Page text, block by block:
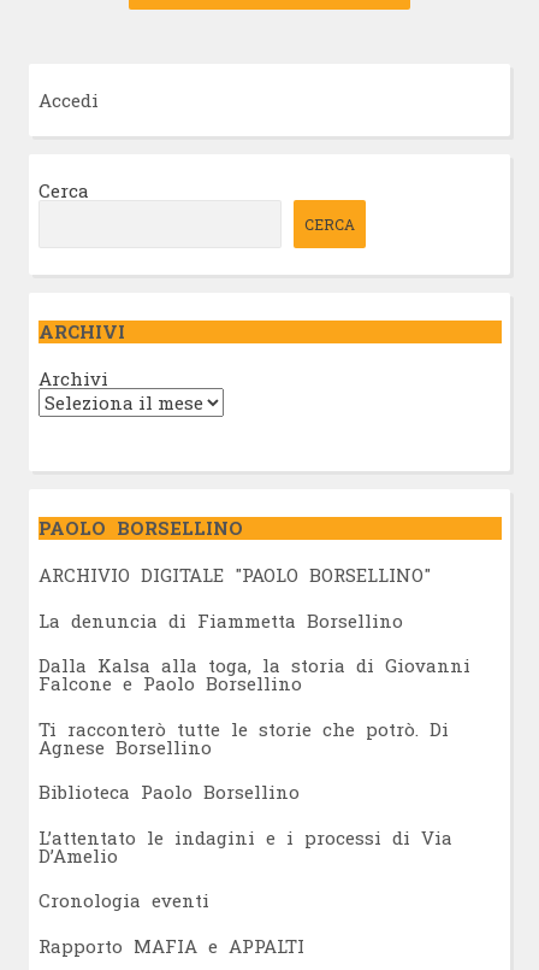
Accedi
Cerca
CERCA
ARCHIVI
Archivi
PAOLO BORSELLINO
ARCHIVIO DIGITALE "PAOLO BORSELLINO"
La denuncia di Fiammetta Borsellino
Dalla Kalsa alla toga, la storia di Giovanni
Falcone e Paolo Borsellino
Ti racconterò tutte le storie che potrò. Di
Agnese Borsellino
Biblioteca Paolo Borsellino
L’attentato le indagini e i processi di Via
D’Amelio
Cronologia eventi
Rapporto MAFIA e APPALTI